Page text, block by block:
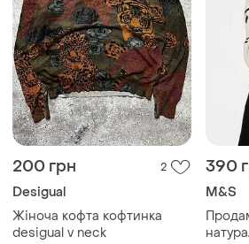
200 грн 2
Desigual
Жіноча кофта кофтинка
desigual v neck
390
M&S